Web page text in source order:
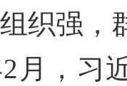
织强，
2月，习